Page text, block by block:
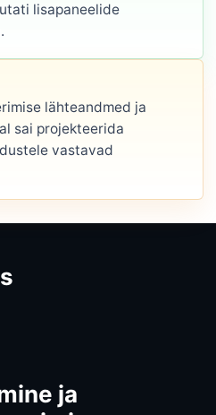
lisapaneelide
lähteandmed ja
sai projekteerida
vastavad
ja